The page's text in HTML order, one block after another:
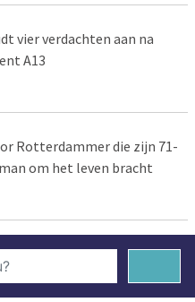
vier verdachten aan na
A13
Rotterdammer die zijn 71-
om het leven bracht